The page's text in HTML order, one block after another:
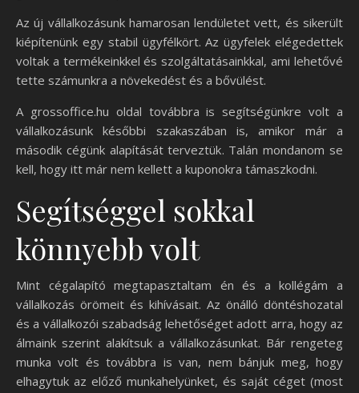
Az új vállalkozásunk hamarosan lendületet vett, és sikerült
kiépítenünk egy stabil ügyfélkört. Az ügyfelek elégedettek
voltak a termékeinkkel és szolgáltatásainkkal, ami lehetővé
tette számunkra a növekedést és a bővülést.
A grossoffice.hu oldal továbbra is segítségünkre volt a
vállalkozásunk későbbi szakaszában is, amikor már a
második cégünk alapítását terveztük. Talán mondanom se
kell, hogy itt már nem kellett a kuponokra támaszkodni.
Segítséggel sokkal
könnyebb volt
Mint cégalapító megtapasztaltam én és a kollégám a
vállalkozás örömeit és kihívásait. Az önálló döntéshozatal
és a vállalkozói szabadság lehetőséget adott arra, hogy az
álmaink szerint alakítsuk a vállalkozásunkat. Bár rengeteg
munka volt és továbbra is van, nem bánjuk meg, hogy
elhagytuk az előző munkahelyünket, és saját céget (most